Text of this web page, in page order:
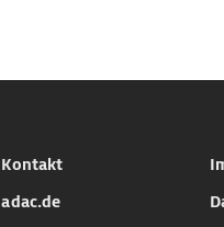
Kontakt
adac.de